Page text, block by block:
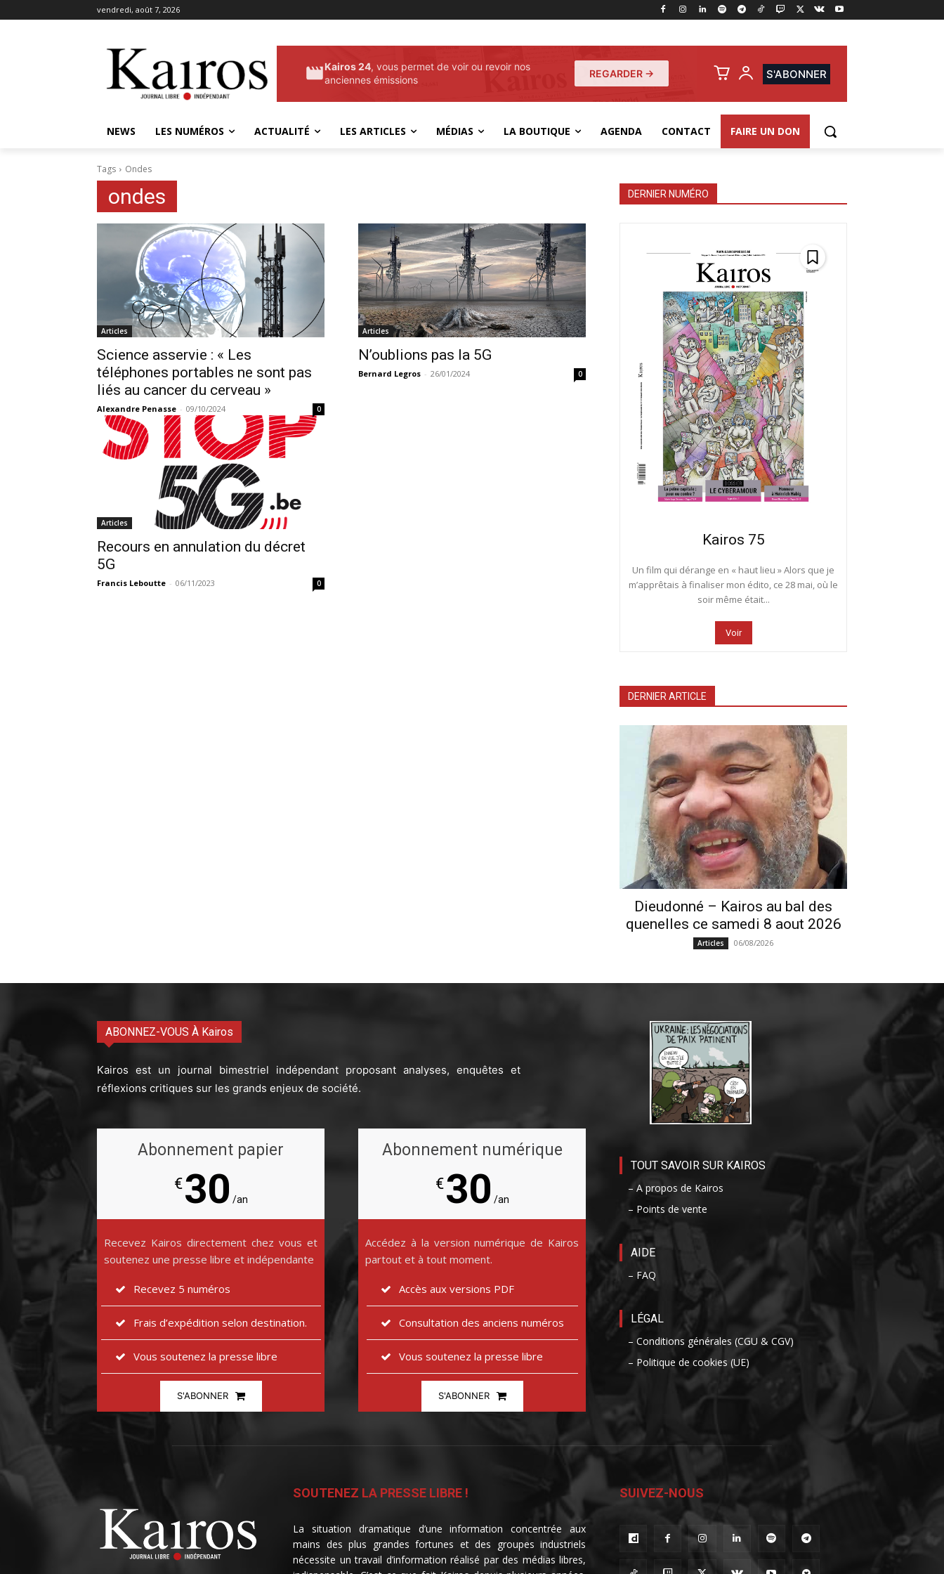
vendredi, août 7, 2026
Kairos 24, vous permet de voir ou revoir nos
anciennes émissions
REGARDER → S'ABONNER
NEWS LES NUMÉROS ACTUALITÉ LES ARTICLES MÉDIAS LA BOUTIQUE AGENDA CONTACT FAIRE UN DON
Tags Ondes
ondes
Articles
Science asservie : « Les
téléphones portables ne sont pas
liés au cancer du cerveau »
Alexandre Penasse - 09/10/2024 0
Articles
N’oublions pas la 5G
Bernard Legros - 26/01/2024 0
Articles
Recours en annulation du décret
5G
Francis Leboutte - 06/11/2023 0
DERNIER NUMÉRO
Kairos 75
Un film qui dérange en « haut lieu » Alors que je
m’apprêtais à finaliser mon édito, ce 28 mai, où le
soir même était...
Voir
DERNIER ARTICLE
Dieudonné – Kairos au bal des
quenelles ce samedi 8 aout 2026
Articles 06/08/2026
ABONNEZ-VOUS À Kairos
Kairos est un journal bimestriel indépendant proposant analyses, enquêtes et
réflexions critiques sur les grands enjeux de société.
Abonnement papier
€30 /an
Recevez Kairos directement chez vous et
soutenez une presse libre et indépendante
Recevez 5 numéros
Frais d’expédition selon destination.
Vous soutenez la presse libre
S'ABONNER
Abonnement numérique
€30 /an
Accédez à la version numérique de Kairos
partout et à tout moment.
Accès aux versions PDF
Consultation des anciens numéros
Vous soutenez la presse libre
S'ABONNER
TOUT SAVOIR SUR KAIROS
– A propos de Kairos
– Points de vente
AIDE
– FAQ
LÉGAL
– Conditions générales (CGU & CGV)
– Politique de cookies (UE)
SOUTENEZ LA PRESSE LIBRE !
La situation dramatique d’une information concentrée aux
mains des plus grandes fortunes et des groupes industriels
nécessite un travail d’information réalisé par des médias libres,
SUIVEZ-NOUS